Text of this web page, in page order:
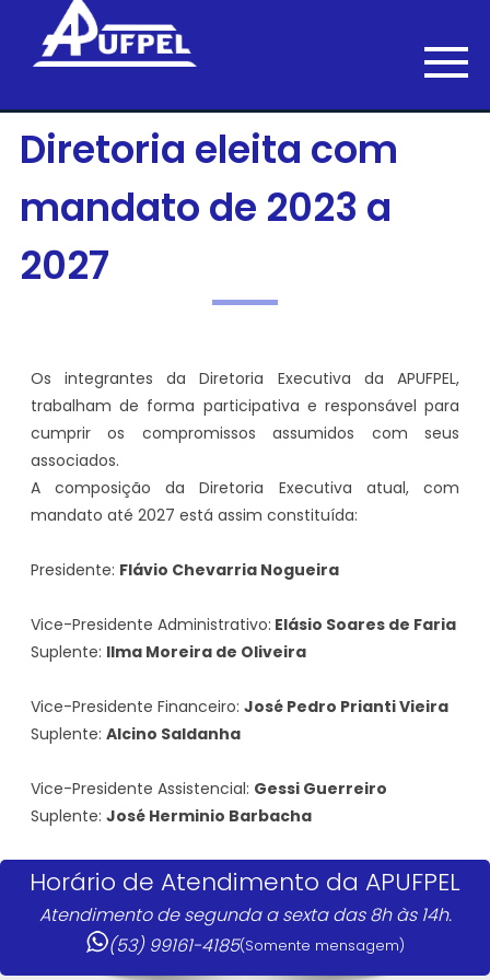
Diretoria eleita com
mandato de 2023 a
2027
Os integrantes da Diretoria Executiva da APUFPEL,
trabalham de forma participativa e responsável para
cumprir os compromissos assumidos com seus
associados.
A composição da Diretoria Executiva atual, com
mandato até 2027 está assim constituída:
Presidente: Flávio Chevarria Nogueira
Vice-Presidente Administrativo: Elásio Soares de Faria
Suplente: Ilma Moreira de Oliveira
Vice-Presidente Financeiro: José Pedro Prianti Vieira
Suplente: Alcino Saldanha
Vice-Presidente Assistencial: Gessi Guerreiro
Suplente: José Herminio Barbacha
Horário de Atendimento da APUFPEL
Atendimento de segunda a sexta das 8h às 14h.
(53) 99161-4185(Somente mensagem)